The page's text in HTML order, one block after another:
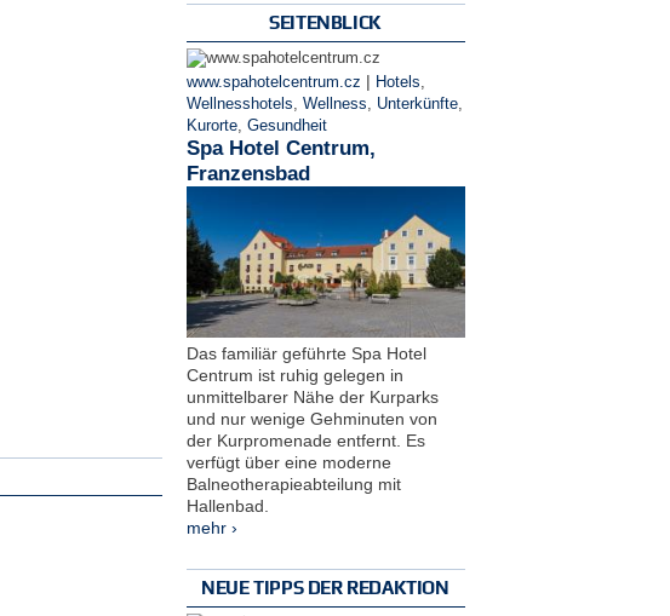
SEITENBLICK
www.spahotelcentrum.cz | Hotels
Wellnesshotels
Wellness Unterkünfte,
Kurorte, Gesundheit
Spa Hotel Centrum,
Franzensbad
Das familiär geführte Spa Hotel
Centrum ist ruhig gelegen in
unmittelbarer Nähe der Kurparks
und nur wenige Gehminuten von
der Kurpromenade entfernt. Es
verfügt über eine moderne
Balneotherapieabteilung mit
Hallenbad.
mehr ›
NEUE TIPPS DER REDAKTION